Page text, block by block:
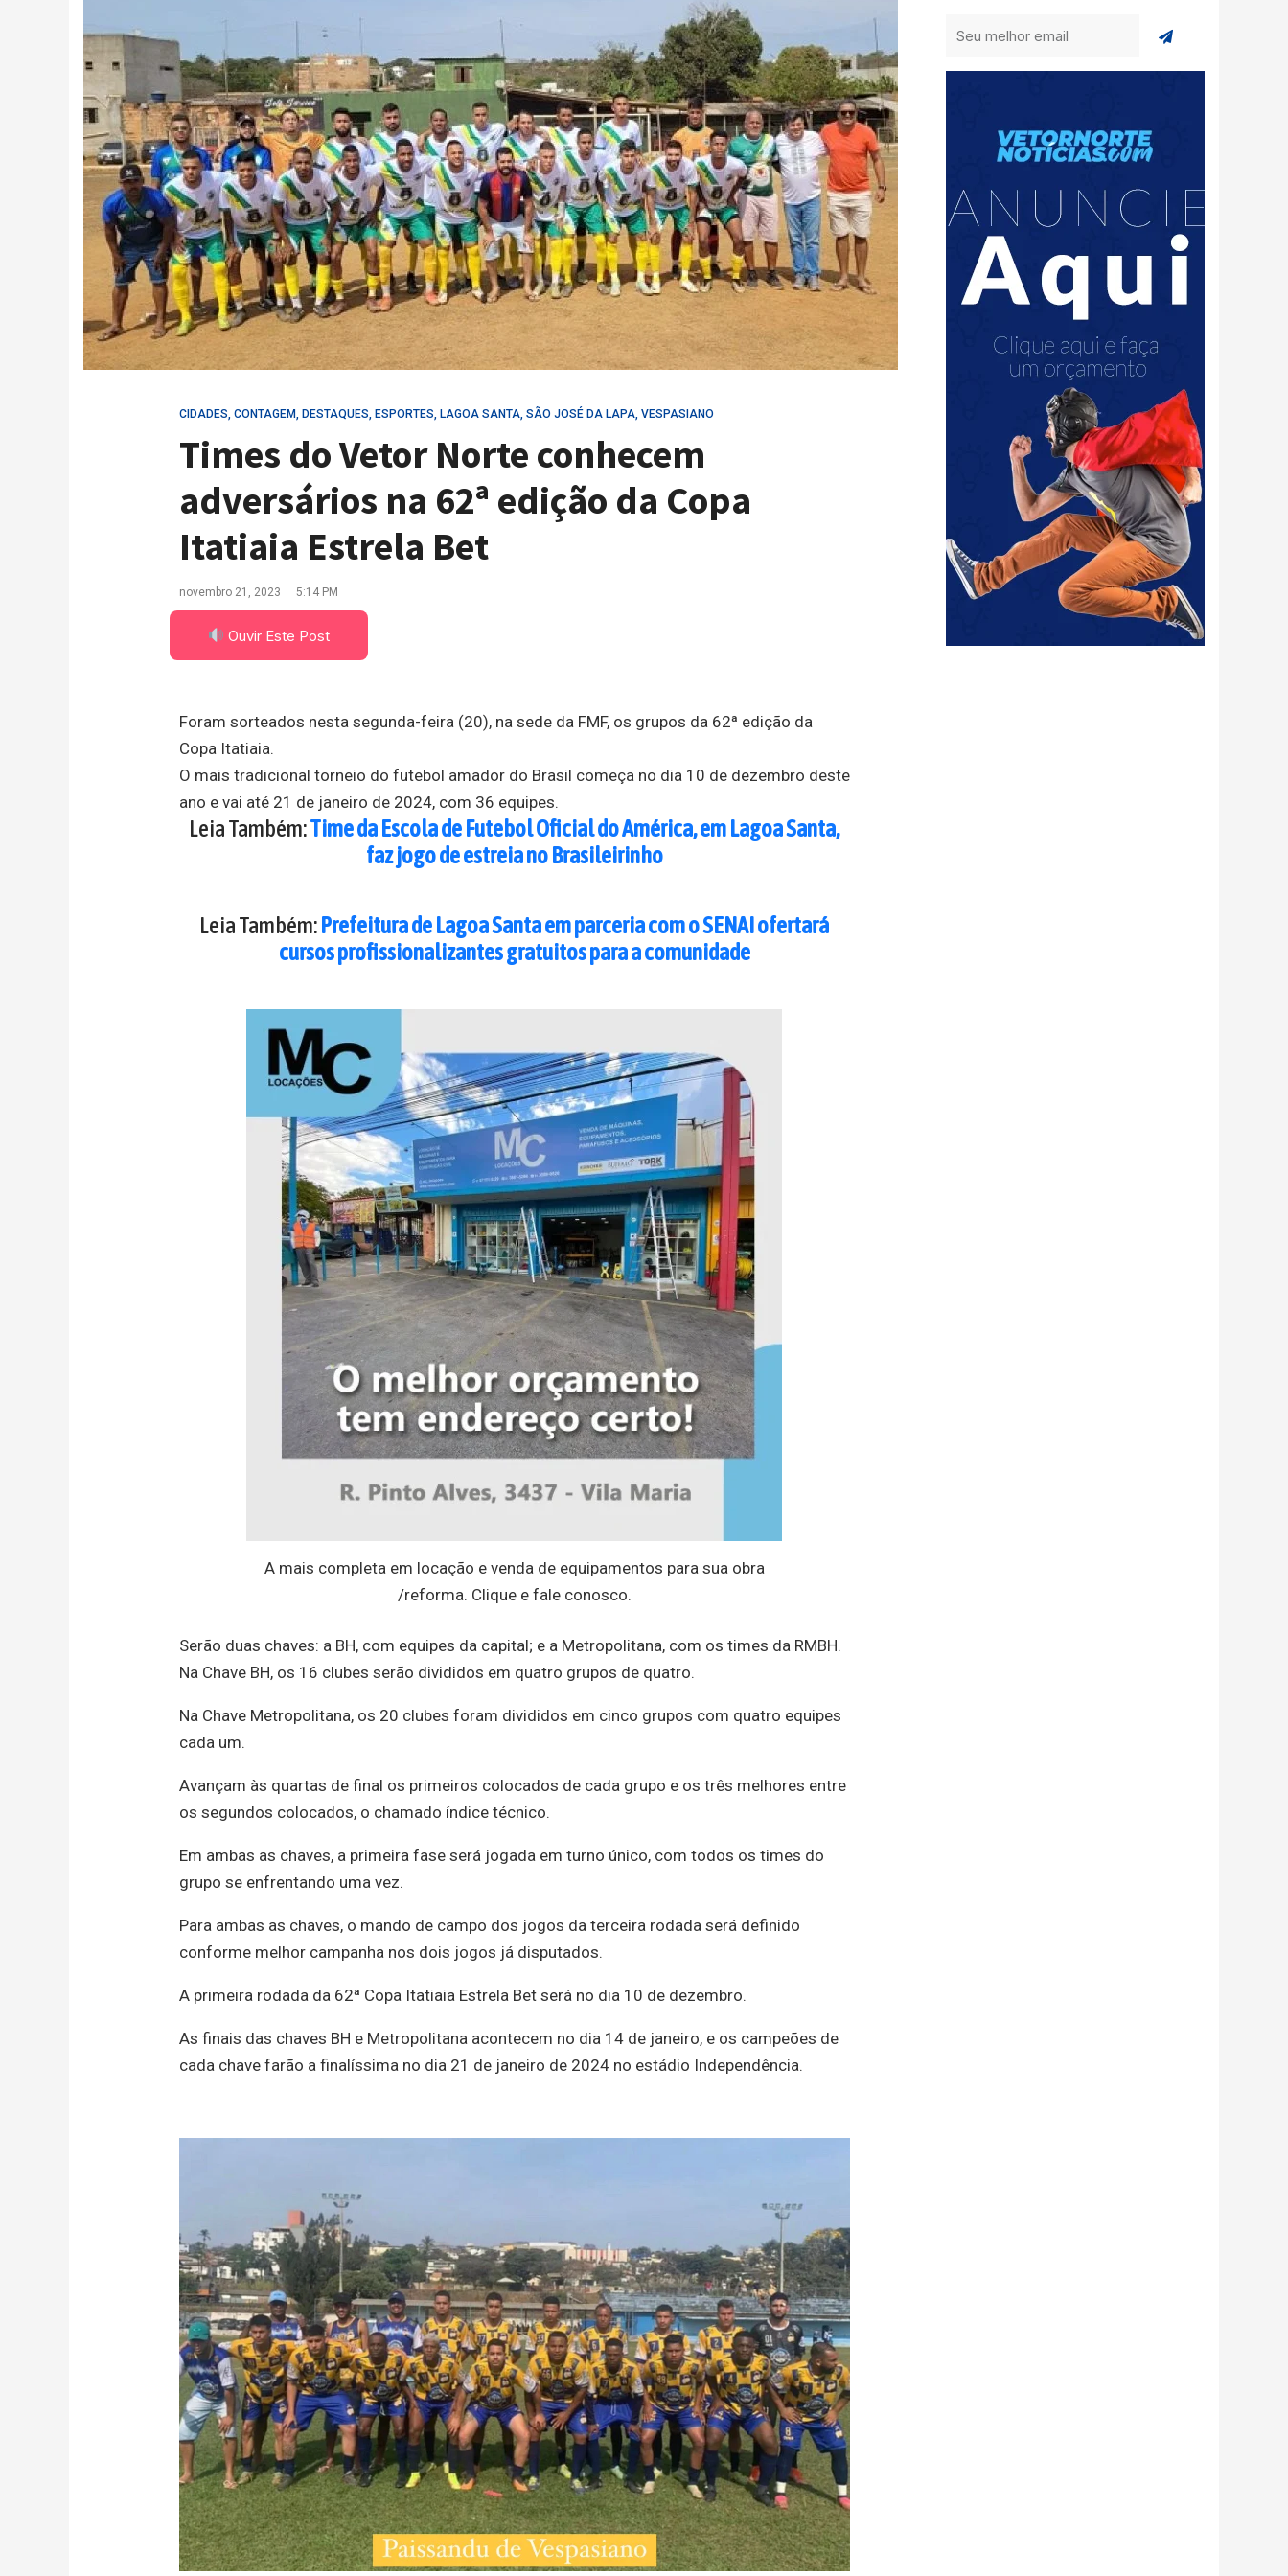
CIDADES, CONTAGEM, DESTAQUES, ESPORTES, LAGOA SANTA, SÃO JOSÉ DA LAPA, VESPASIANO
Times do Vetor Norte conhecem
adversários na 62ª edição da Copa
Itatiaia Estrela Bet
novembro 21, 2023 5:14 PM
Ouvir Este Post
Foram sorteados nesta segunda-feira (20), na sede da FMF, os grupos da 62ª edição da
Copa Itatiaia.
O mais tradicional torneio do futebol amador do Brasil começa no dia 10 de dezembro deste
ano e vai até 21 de janeiro de 2024, com 36 equipes.
Leia Também:Time da Escola de Futebol Oficial do América, em Lagoa Santa,
faz jogo de estreia no Brasileirinho
Leia Também:Prefeitura de Lagoa Santa em parceria com o SENAI ofertará
cursos profissionalizantes gratuitos para a comunidade
A mais completa em locação e venda de equipamentos para sua obra
/reforma. Clique e fale conosco.
Serão duas chaves: a BH, com equipes da capital; e a Metropolitana, com os times da RMBH.
Na Chave BH, os 16 clubes serão divididos em quatro grupos de quatro.
Na Chave Metropolitana, os 20 clubes foram divididos em cinco grupos com quatro equipes
cada um.
Avançam às quartas de final os primeiros colocados de cada grupo e os três melhores entre
os segundos colocados, o chamado índice técnico.
Em ambas as chaves, a primeira fase será jogada em turno único, com todos os times do
grupo se enfrentando uma vez.
Para ambas as chaves, o mando de campo dos jogos da terceira rodada será definido
conforme melhor campanha nos dois jogos já disputados.
A primeira rodada da 62ª Copa Itatiaia Estrela Bet será no dia 10 de dezembro.
As finais das chaves BH e Metropolitana acontecem no dia 14 de janeiro, e os campeões de
cada chave farão a finalíssima no dia 21 de janeiro de 2024 no estádio Independência.